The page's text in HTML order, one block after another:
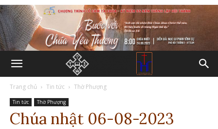
Trang chủ Tin tức Thờ Phượng
Tin tức Thờ Phượng
Chúa nhật 06-08-2023